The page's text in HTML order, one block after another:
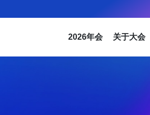
2026年会 关于大会